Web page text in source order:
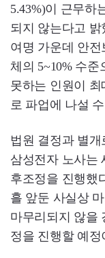
5.43%)이 근무하
되지 않는다고 밝
여명 가운데 안전
체의 5~10% 수
못하는 인원이 최
로 파업에 나설
법원 결정과 별
삼성전자 노사는
후조정을 진행했
흘 앞둔 사실상
마무리되지 않을
정을 진행할 예정